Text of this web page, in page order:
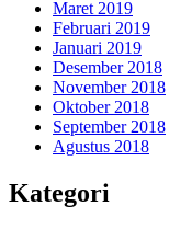
Maret 2019
Februari 2019
Januari 2019
Desember 2018
November 2018
Oktober 2018
September 2018
Agustus 2018
Kategori